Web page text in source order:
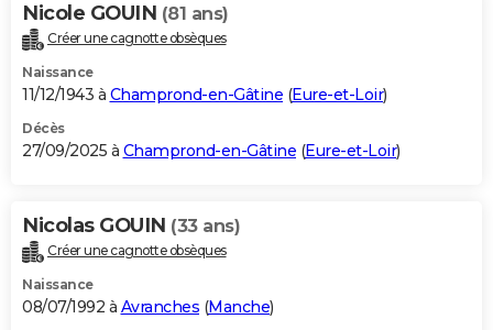
Nicole GOUIN (81 ans)
Créer une cagnotte obsèques
Naissance
11/12/1943 à Champrond-en-Gâtine (Eure-et-Loir)
Décès
27/09/2025 à Champrond-en-Gâtine (Eure-et-Loir)
Nicolas GOUIN (33 ans)
Créer une cagnotte obsèques
Naissance
08/07/1992 à Avranches (Manche)